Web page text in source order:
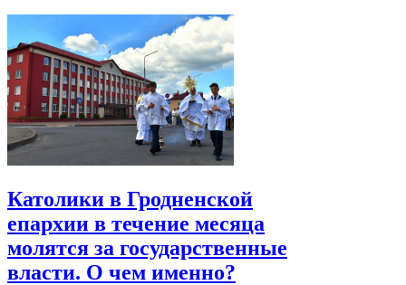
Католики в Гродненской
епархии в течение месяца
молятся за государственные
власти. О чем именно?